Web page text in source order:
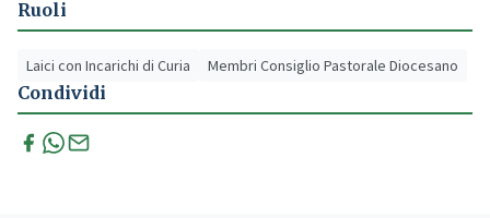
Ruoli
Laici con Incarichi di Curia Membri Consiglio Pastorale Diocesano
Condividi